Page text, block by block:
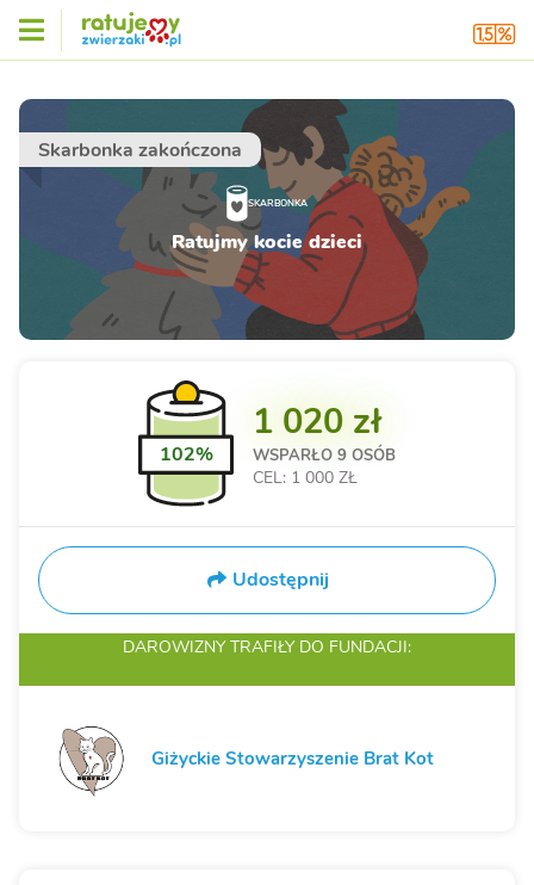
Skarbonka zakończona
SKARBONKA
Ratujmy kocie dzieci
102%
1 020 zł
WSPARŁO 9 OSÓB
CEL: 1 000 ZŁ
Udostępnij
DAROWIZNY TRAFIŁY DO FUNDACJI:
Giżyckie Stowarzyszenie Brat Kot